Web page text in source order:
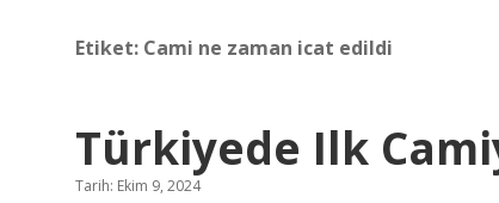
Etiket: Cami ne zaman icat edildi
Türkiyede Ilk
Tarih: Ekim 9, 2024